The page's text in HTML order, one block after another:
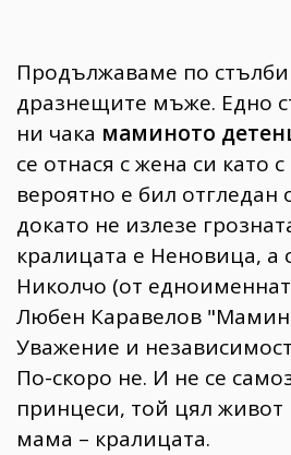
Продължаваме по
дразнещите мъже. Едно
ни чака маминото
се отнася с жена си като
вероятно е бил отгледан
докато не излезе
кралицата е Неновица, а
Николчо (от
Любен Каравелов
Уважение и
По-скоро не. И не се
принцеси, той цял
мама – кралицата.